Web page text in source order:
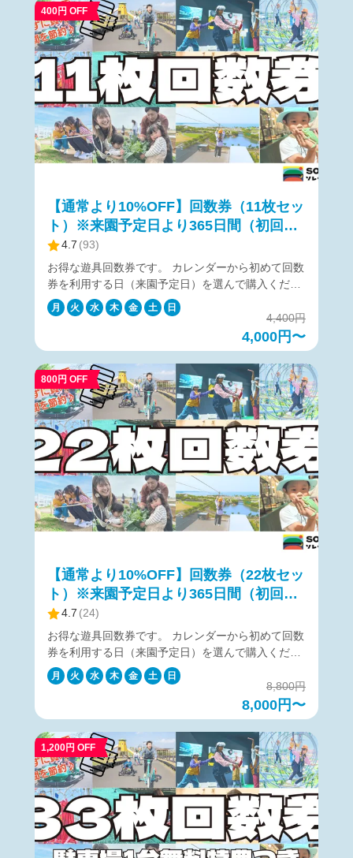
運行状況や身長制限は公式HPをご確認ください。
https://soleil-park.jp/category/play アトラクションの詳しい情
報はこちら→ https://soleil-park.jp/category/play 【注意事
項】 チケット利用ができない日程 2026/8/8 土〜 2026/8/16
日 ※施設都合により、予告なく利用不可日が発生する場合が
あります。ご利用前に施設にご確認ください。 ・当チケット
は土日および祝日にご利用いただけます。 ・GOGOカート、
レトロボート、カナディアンカヌー、バナナフロートに限
り、当チケットをお持ちでない方が、当チケットをお持ちの
方と同乗する場合、一人あたり400円分のチケットを別途い
ただきます。現地券売機での400円券や、紙回数券・デジタ
バンドと引き換えます。ログイン後「マイページ」から、チ
ケット画面をご提示ください。 ・引き換え場所は、エントラ
ンス事務所またはアーチェリー受付の2か所のみとなりま
ット画面【利用開始】を押下した場合 ：お客様ご自身がリス
トバンドを外された場合 ：有効な日時を過ぎた場合 【購入
に関して】 カレンダーより来園予定日を指定して購入くださ
い。 このチケットは当日限り有効です。 ご来園後、メイン
エントランス事務所・アーチェリー受付の係員がリストバン
「マイページ」から行ってください。 お客様都合でのキャン
セルにつきましては、下記キャンセルポリシーに準じます。
400円 OFF
【通常より10%OFF】回数券（11枚セッ
ト）※来園予定日より365日間（初回利
用開始から180日間）有効
4.7 (93)
お得な遊具回数券です。 カレンダーから初めて回数
券を利用する日（来園予定日）を選んで購入くださ
い。 利用開始後の回数券の有効期間は180日間で
す。 営業時間は各遊具ごとに異なりますため、ご希
望の遊具項目のホームページをご確認ください。
https://soleil-park.jp/category/play ▼アトラクション
別回数券利用枚数一覧▼ https://ticket.soleil-
park.jp/article/attractions 【購入に関して】 カレン
ダーより来園予定日を指定して購入ください。 来園
予定日当日に利用できなかった場合でも、来園予定
日から365日後までチケットは有効です。 チケット
の購入をキャンセルしたい場合は、来園予定日当日
の18:00まで無料でキャンセルが可能です。 キャン
セルは、購入後に届くメールの「マイページ」から
行ってください。 【回数券の注意事項】 初回利用
開始後の回数券の有効期間は180日間となります。
月 火 水 木 金 土 日
4,400円
4,000円〜
800円 OFF
【通常より10%OFF】回数券（22枚セッ
ト）※来園予定日より365日間（初回利
用開始から180日間）有効
4.7 (24)
お得な遊具回数券です。 カレンダーから初めて回数
券を利用する日（来園予定日）を選んで購入くださ
い。 利用開始後の回数券の有効期間は180日間で
す。 営業時間は各遊具ごとに異なりますため、ご希
望の遊具項目のホームページをご確認ください。
https://soleil-park.jp/category/play ▼アトラクション
別回数券利用枚数一覧▼ https://ticket.soleil-
park.jp/article/attractions 【購入に関して】 カレン
ダーより来園予定日を指定して購入ください。 来園
予定日当日に利用できなかった場合でも、来園予定
日から365日後までチケットは有効です。 チケット
の購入をキャンセルしたい場合は、来園予定日当日
の18:00まで無料でキャンセルが可能です。 キャン
セルは、購入後に届くメールの「マイページ」から
月 火 水 木 金 土 日
8,800円
8,000円〜
1,200円 OFF